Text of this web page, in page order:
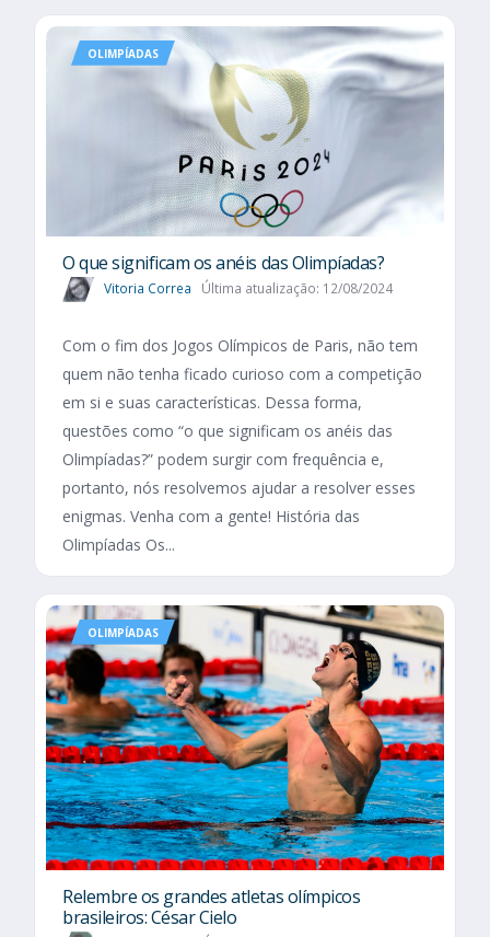
OLIMPÍADAS
O que significam os anéis das Olimpíadas?
Vitoria Correa Última atualização: 12/08/2024
Com o fim dos Jogos Olímpicos de Paris, não tem
quem não tenha ficado curioso com a competição
em si e suas características. Dessa forma,
questões como “o que significam os anéis das
Olimpíadas?” podem surgir com frequência e,
portanto, nós resolvemos ajudar a resolver esses
enigmas. Venha com a gente! História das
Olimpíadas Os...
OLIMPÍADAS
Relembre os grandes atletas olímpicos
brasileiros: César Cielo